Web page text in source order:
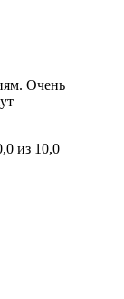
Очень
из 10,0